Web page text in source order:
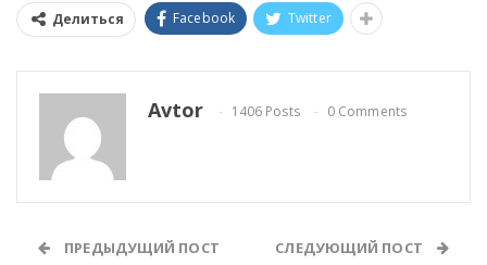
Делиться Facebook Twitter
Avtor 1406 Posts 0 Comments
ПРЕДЫДУЩИЙ ПОСТ СЛЕДУЮЩИЙ ПОСТ